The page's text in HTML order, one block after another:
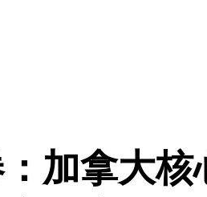
加拿大